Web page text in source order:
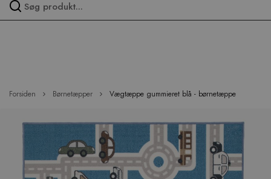
Forsiden Børnetæpper Vægtæppe gummieret blå - børnetæppe
slutningen
billedgalleriet